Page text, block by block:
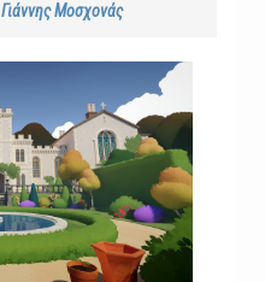
Γιάννης Μοσχονάς